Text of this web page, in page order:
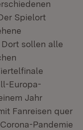
Spielort
sollen alle
Europa-
Jahr
Fanreisen quer
Pandemie